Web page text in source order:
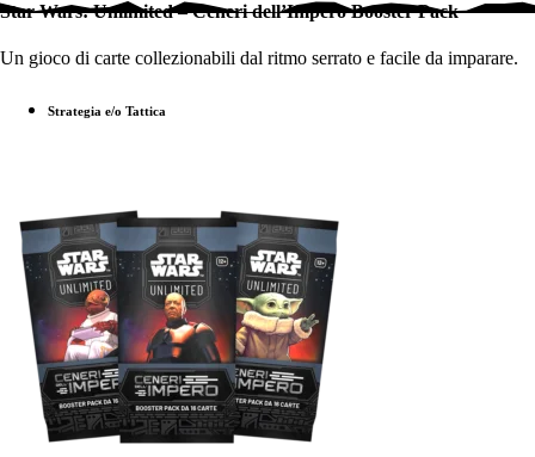
Star Wars: Unlimited – Ceneri dell’Impero Booster Pack
Un gioco di carte collezionabili dal ritmo serrato e facile da imparare.
Strategia e/o Tattica